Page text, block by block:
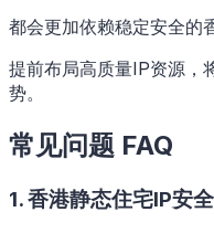
都会更加依赖稳定安全的
提前布局高质量IP资源，
势。
常见问题 FAQ
1. 香港静态住宅IP安